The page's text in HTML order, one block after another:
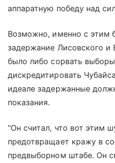
аппаратную победу над
Возможно, именно с этим
задержание Лисовского
было либо сорвать
дискредитировать
идеале задержанные
показания.
"Он считал, что вот этим
предотвращает кражу в
предвыборном штабе. Он